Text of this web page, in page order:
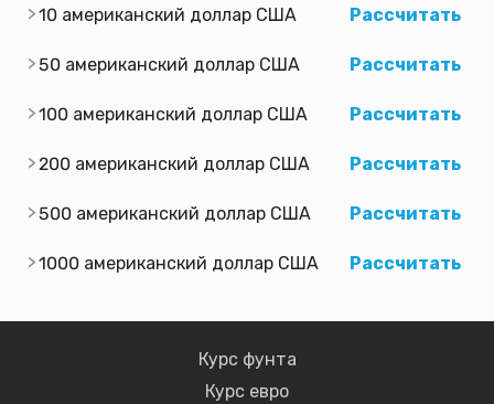
10 американский доллар США Рассчитать
50 американский доллар США Рассчитать
100 американский доллар США Рассчитать
200 американский доллар США Рассчитать
500 американский доллар США Рассчитать
1000 американский доллар США Рассчитать
Курс фунта
Курс евро